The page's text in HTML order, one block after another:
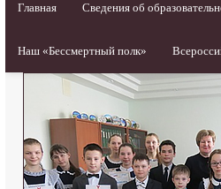
Главная Сведения об
Наш «Бессмертный полк»